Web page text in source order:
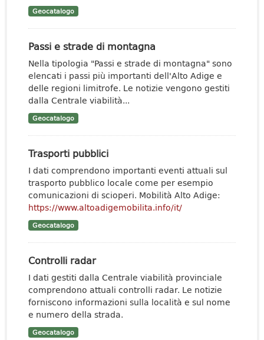
Geocatalogo
Passi e strade di montagna
Nella tipologia "Passi e strade di montagna" sono
elencati i passi più importanti dell'Alto Adige e
delle regioni limitrofe. Le notizie vengono gestiti
dalla Centrale viabilità...
Geocatalogo
Trasporti pubblici
I dati comprendono importanti eventi attuali sul
trasporto pubblico locale come per esempio
comunicazioni di scioperi. Mobilità Alto Adige:
https://www.altoadigemobilita.info/it/
Geocatalogo
Controlli radar
I dati gestiti dalla Centrale viabilità provinciale
comprendono attuali controlli radar. Le notizie
forniscono informazioni sulla località e sul nome
e numero della strada.
Geocatalogo